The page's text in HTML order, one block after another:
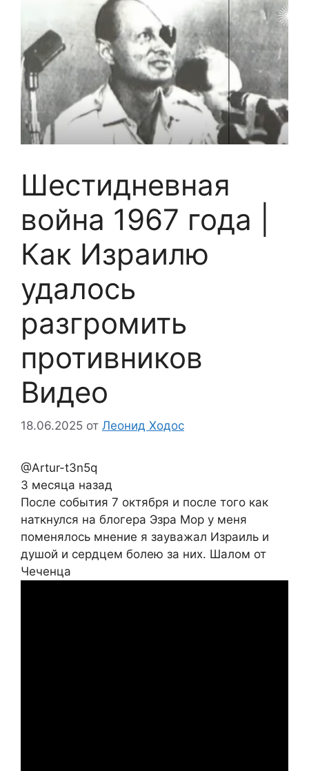
Шестидневная
война 1967 года |
Как Израилю
удалось
разгромить
противников
Видео
18.06.2025 от Леонид Ходос
@Artur-t3n5q
3 месяца назад
После события 7 октября и после того как
наткнулся на блогера Эзра Мор у меня
поменялось мнение я зауважал Израиль и
душой и сердцем болею за них. Шалом от
Чеченца